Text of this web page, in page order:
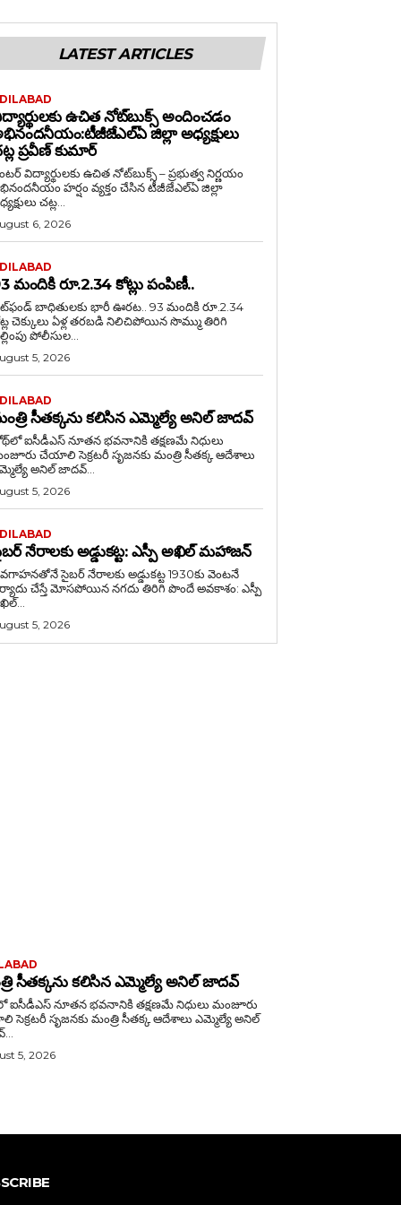
LATEST ARTICLES
ఉచిత నోట్‌బుక్స్ అందించడం
జిల్లా అధ్యక్షులు
ప్రవీణ్ కుమార్
విద్యార్థులకు ఉచిత నోట్‌బుక్స్ – ప్రభుత్వ నిర్ణయం
హర్షం వ్యక్తం చేసిన టీజీజేఎల్‌ఏ జిల్లా
చట్ల...
6, 2026
మందికి రూ.2.34 కోట్లు పంపిణీ..
బాధితులకు భారీ ఊరట.. 93 మందికి రూ.2.34
ఏళ్ల తరబడి నిలిచిపోయిన సొమ్ము తిరిగి
చెల్లింపు పోలీసుల...
5, 2026
సీతక్కను కలిసిన ఎమ్మెల్యే అనిల్ జాదవ్
ఐసీడీఎస్ నూతన భవనానికి తక్షణమే నిధులు
చేయాలి సెక్రటరీ సృజనకు మంత్రి సీతక్క ఆదేశాలు
అనిల్ జాదవ్...
5, 2026
నేరాలకు అడ్డుకట్ట: ఎస్పీ అఖిల్ మహాజన్
సైబర్ నేరాలకు అడ్డుకట్ట 1930కు వెంటనే
చేస్తే మోసపోయిన నగదు తిరిగి పొందే అవకాశం: ఎస్పీ
5, 2026
సీతక్కను కలిసిన ఎమ్మెల్యే అనిల్ జాదవ్
ఐసీడీఎస్ నూతన భవనానికి తక్షణమే నిధులు మంజూరు
ఎమ్మెల్యే అనిల్
5, 2026